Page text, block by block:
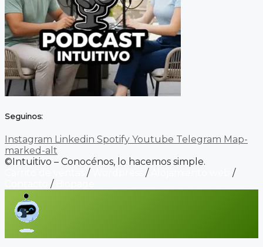
Seguinos:
Instagram Linkedin Spotify Youtube Telegram Map-
marked-alt
©Intuitivo – Conocénos, lo hacemos simple.
/ /
/
/